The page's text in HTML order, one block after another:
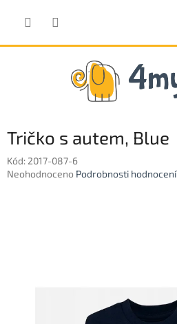
Tričko s autem, Blue
Kód: 2017-087-6
Průměrné
Neohodnoceno Podrobnosti hodnocení